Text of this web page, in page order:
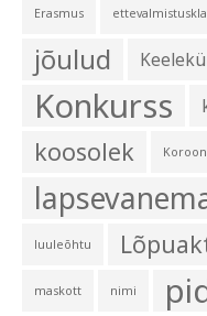
Erasmus
jõulud
Konkurss
koosolek
luuleõhtu
maskott nimi